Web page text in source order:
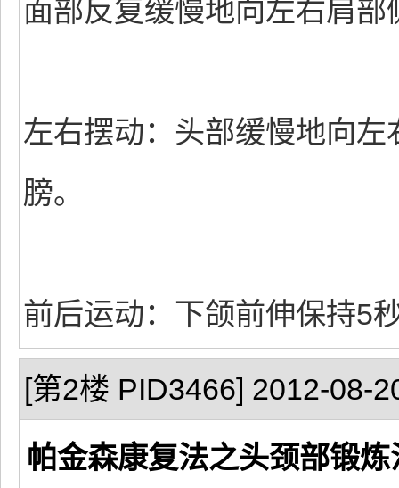
面部反复缓慢地向左右肩
左右摆动：头部缓慢地向
膀。
前后运动：下颌前伸保持5
[第2楼 PID3466] 2012-08-
帕金森康复法之头颈部锻炼